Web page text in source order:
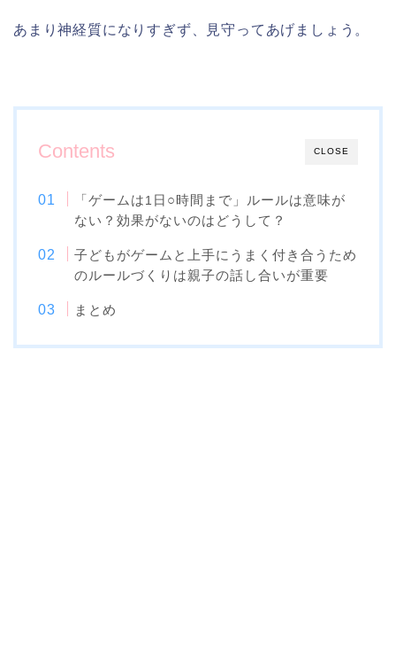
あまり神経質になりすぎず、見守ってあげましょう。
CLOSE
Contents
「ゲームは1 日○時間まで」ルールは意味が
ない？効果がないのはどうして？
子どもがゲームと上手にうまく付き合うため
のルールづくりは親子の話し合いが重要
まとめ